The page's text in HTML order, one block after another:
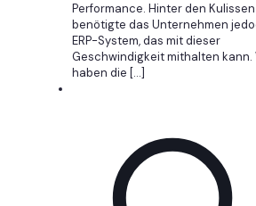
Performance. Hinter den Kulissen
benötigte das Unternehmen
ERP-System, das mit dieser
Geschwindigkeit mithalten kann.
haben die […]